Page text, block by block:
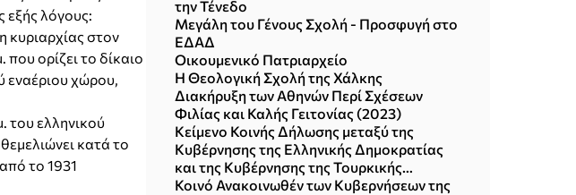
εξής λόγους:
κυριαρχίας στον
ορίζει το δίκαιο
εναέριου χώρου,
του ελληνικού
κατά το
το 1931
την Τένεδο
Μεγάλη του Γένους Σχολή - Προσφυγή στο
ΕΔΑΔ
Οικουμενικό Πατριαρχείο
Η Θεολογική Σχολή της Χάλκης
Διακήρυξη των Αθηνών Περί Σχέσεων
Φιλίας και Καλής Γειτονίας (2023)
Κείμενο Κοινής Δήλωσης μεταξύ της
Κυβέρνησης της Ελληνικής Δημοκρατίας
και της Κυβέρνησης της Τουρκικής
Δημοκρατίας (2013)
Κοινό Ανακοινωθέν των Κυβερνήσεων της